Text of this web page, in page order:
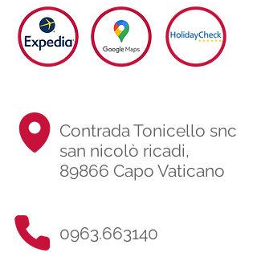
Contrada Tonicello snc
san nicolò ricadi,
89866 Capo Vaticano
0963.663140